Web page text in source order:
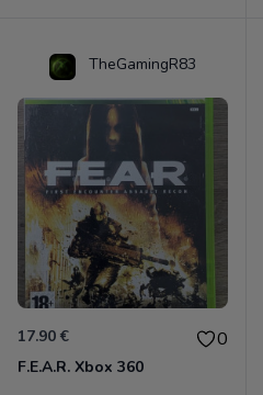
TheGamingR83
17.90 € 0
F.E.A.R. Xbox 360